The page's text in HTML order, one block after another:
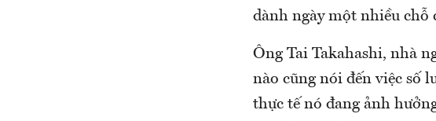
dành ngày một nhiều chỗ
Ông Tai Takahashi, nhà
nào cũng nói đến việc số
thực tế nó đang ảnh